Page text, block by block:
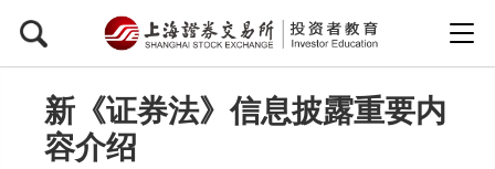
新《证券法》信息披露重要内
容介绍